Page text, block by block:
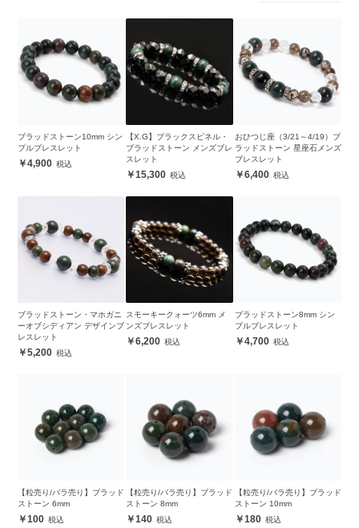
ブラッドストーン10mm シン
プルブレスレット
4,900
【X.G】ブラックスピネル・
ブラッドストーン メンズブレ
スレット
15,300
おひつじ座（3/21～4/19）ブ
ラッドストーン 星座石メンズ
ブレスレット
6,400
ブラッドストーン・マホガニ
ーオブシディアン デザインブ
レスレット
5,200
スモーキークォーツ6mm メ
ンズブレスレット
6,200
ブラッドストーン8mm シン
プルブレスレット
4,700
【粒売り/バラ売り】ブラッド
ストーン 6mm
100
【粒売り/バラ売り】ブラッド
ストーン 8mm
140
【粒売り/バラ売り】ブラッド
ストーン 10mm
180